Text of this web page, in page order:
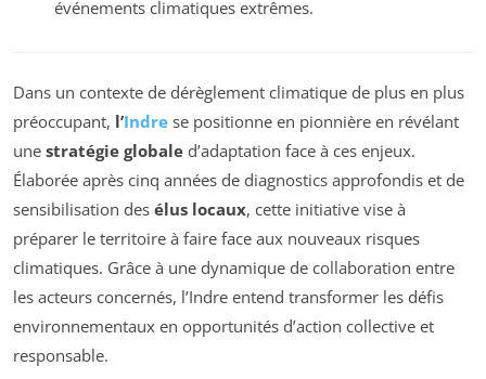
événements climatiques extrêmes.
Dans un contexte de dérèglement climatique de plus en plus
préoccupant, l’Indre se positionne en pionnière en révélant
une stratégie globale d’adaptation face à ces enjeux.
Élaborée après cinq années de diagnostics approfondis et de
sensibilisation des élus locaux, cette initiative vise à
préparer le territoire à faire face aux nouveaux risques
climatiques. Grâce à une dynamique de collaboration entre
les acteurs concernés, l’Indre entend transformer les défis
environnementaux en opportunités d’action collective et
responsable.